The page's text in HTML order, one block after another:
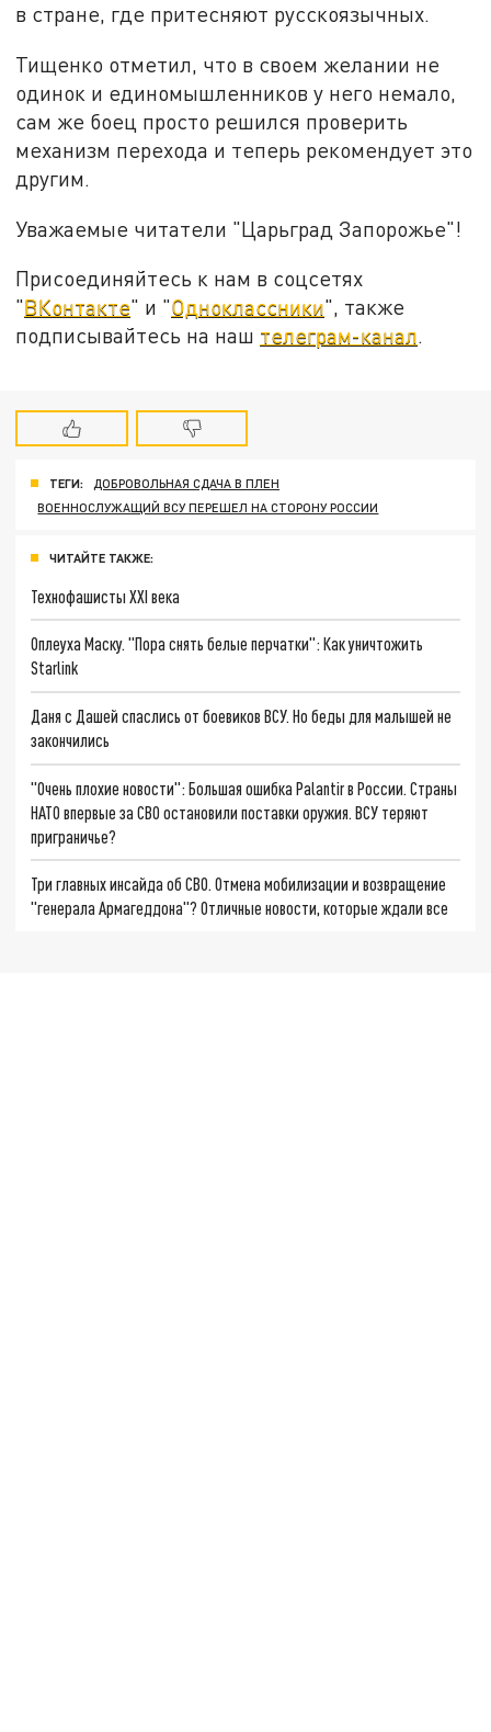
в стране, где притесняют русскоязычных.
Тищенко отметил, что в своем желании не
одинок и единомышленников у него немало,
сам же боец просто решился проверить
механизм перехода и теперь рекомендует это
другим.
Уважаемые читатели "Царьград Запорожье"!
Присоединяйтесь к нам в соцсетях
"ВКонтакте" и "Одноклассники", также
подписывайтесь на наш телеграм-канал.
ТЕГИ:
ДОБРОВОЛЬНАЯ СДАЧА В ПЛЕН
ВОЕННОСЛУЖАЩИЙ ВСУ ПЕРЕШЕЛ НА СТОРОНУ РОССИИ
ЧИТАЙТЕ ТАКЖЕ:
Технофашисты XXI века
Оплеуха Маску. "Пора снять белые перчатки": Как уничтожить
Starlink
Даня с Дашей спаслись от боевиков ВСУ. Но беды для малышей не
закончились
"Очень плохие новости": Большая ошибка Palantir в России. Страны
НАТО впервые за СВО остановили поставки оружия. ВСУ теряют
приграничье?
Три главных инсайда об СВО. Отмена мобилизации и возвращение
"генерала Армагеддона"? Отличные новости, которые ждали все